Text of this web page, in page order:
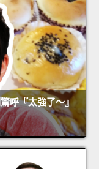
呼『太強了～』